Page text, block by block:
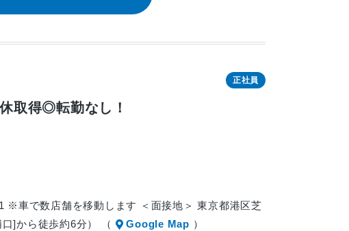
正社員
取得◎転勤なし！
※車で数店舗を移動します ＜面接地＞ 東京都港区芝
]から徒歩約6分） （
Google Map ）